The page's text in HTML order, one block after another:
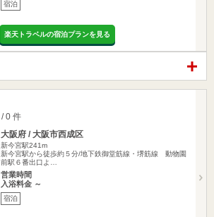
宿泊
楽天トラベルの宿泊プランを見る
/ 0 件
大阪府 / 大阪市西成区
新今宮駅241m
新今宮駅から徒歩約５分/地下鉄御堂筋線・堺筋線 動物園
前駅６番出口よ…
営業時間
入浴料金 ～
宿泊